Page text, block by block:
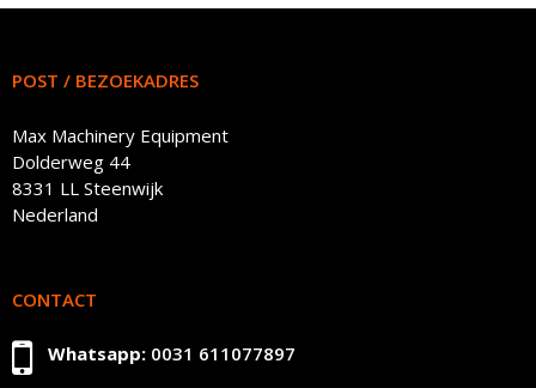
POST / BEZOEKADRES
Max Machinery Equipment
Dolderweg 44
8331 LL Steenwijk
Nederland
CONTACT
Whatsapp: 0031 611077897